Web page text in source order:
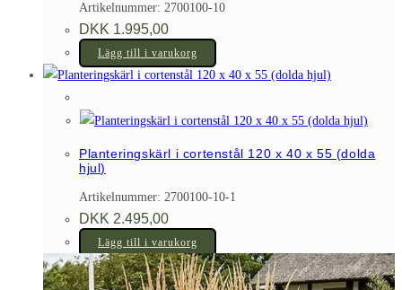
Artikelnummer: 2700100-10
DKK 1.995,00
Lägg till i varukorg
Planteringskärl i cortenstål 120 x 40 x 55 (dolda
hjul)
Artikelnummer: 2700100-10-1
DKK 2.495,00
Lägg till i varukorg